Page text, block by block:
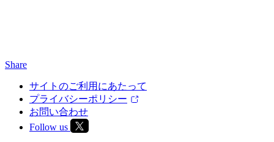
Share
サイトのご利用にあたって
プライバシーポリシー
お問い合わせ
Follow us